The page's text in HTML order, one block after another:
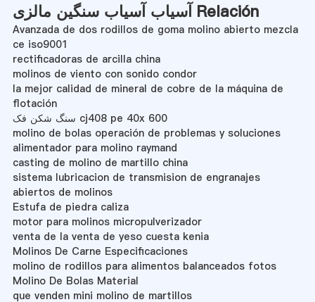
آسیاب آسیاب سنگین مالزی Relación
Avanzada de dos rodillos de goma molino abierto mezcla
ce iso9001
rectificadoras de arcilla china
molinos de viento con sonido condor
la mejor calidad de mineral de cobre de la máquina de
flotación
سنگ شکن فک cj408 pe 40x 600
molino de bolas operación de problemas y soluciones
alimentador para molino raymand
casting de molino de martillo china
sistema lubricacion de transmision de engranajes
abiertos de molinos
Estufa de piedra caliza
motor para molinos micropulverizador
venta de la venta de yeso cuesta kenia
Molinos De Carne Especificaciones
molino de rodillos para alimentos balanceados fotos
Molino De Bolas Material
que venden mini molino de martillos